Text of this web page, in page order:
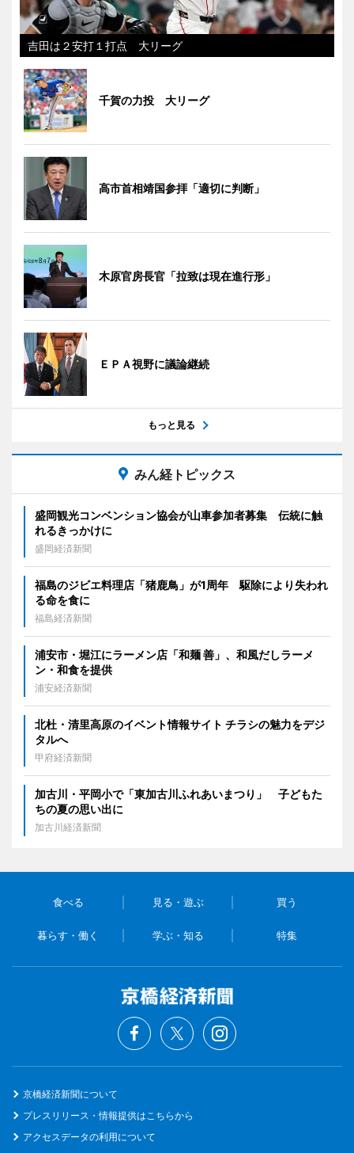
吉田は２安打１打点 大リーグ
千賀の力投 大リーグ
高市首相靖国参拝「適切に判断」
木原官房長官「拉致は現在進行形」
ＥＰＡ視野に議論継続
もっと見る
みん経トピックス
盛岡観光コンベンション協会が山車参加者募集 伝統に触
れるきっかけに
盛岡経済新聞
福島のジビエ料理店「猪鹿鳥」が1周年 駆除により失われ
る命を食に
福島経済新聞
浦安市・堀江にラーメン店「和麺 善」、和風だしラーメ
ン・和食を提供
浦安経済新聞
北杜・清里高原のイベント情報サイト チラシの魅力をデジ
タルへ
甲府経済新聞
加古川・平岡小で「東加古川ふれあいまつり」 子どもた
ちの夏の思い出に
加古川経済新聞
食べる 見る・遊ぶ 買う
暮らす・働く 学ぶ・知る 特集
京橋経済新聞について
プレスリリース・情報提供はこちらから
アクセスデータの利用について